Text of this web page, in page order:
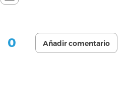
0 Añadir comentario